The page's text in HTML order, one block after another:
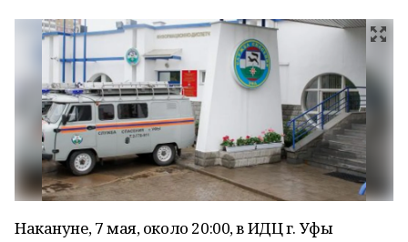
Накануне, 7 мая, около 20:00, в ИДЦ г. Уфы